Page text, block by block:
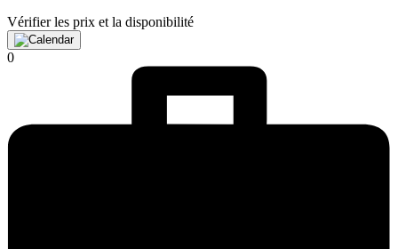
Vérifier les prix et la disponibilité
0